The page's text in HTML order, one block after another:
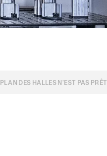
DES HALLES N’EST PAS PRÊT